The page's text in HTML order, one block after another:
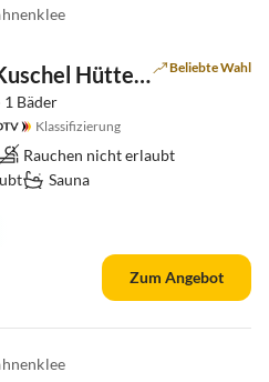
5-Sterne Blockhaus Kuschel Hütte Ferienhaus Beliebte Wahl
1 Bäder
Klassifizierung
Rauchen nicht erlaubt
Sauna
Zum Angebot